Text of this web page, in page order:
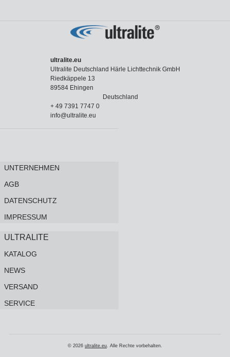
ultralite.eu
Ultralite Deutschland Härle Lichttechnik GmbH
Riedkäppele 13
89584 Ehingen
Deutschland
+ 49 7391 7747 0
info@ultralite.eu
UNTERNEHMEN
AGB
DATENSCHUTZ
IMPRESSUM
ULTRALITE
KATALOG
NEWS
VERSAND
SERVICE
© 2026 ultralite.eu. Alle Rechte vorbehalten.